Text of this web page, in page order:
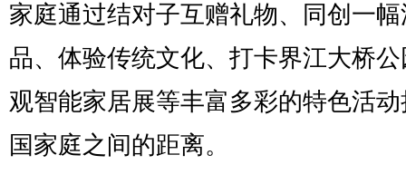
家庭通过结对子互赠礼物、同创一
品、体验传统文化、打卡界江大桥
观智能家居展等丰富多彩的特色活
国家庭之间的距离。